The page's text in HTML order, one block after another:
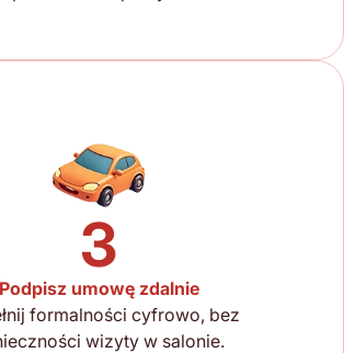
3
Podpisz umowę zdalnie
formalności cyfrowo, bez
wizyty w salonie.